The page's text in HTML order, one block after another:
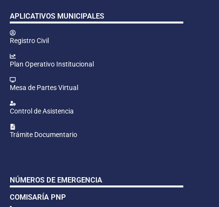
APLICATIVOS MUNICIPALES
Registro Civil
Plan Operativo Institucional
Mesa de Partes Virtual
Control de Asistencia
Trámite Documentario
NÚMEROS DE EMERGENCIA
COMISARÍA PNP